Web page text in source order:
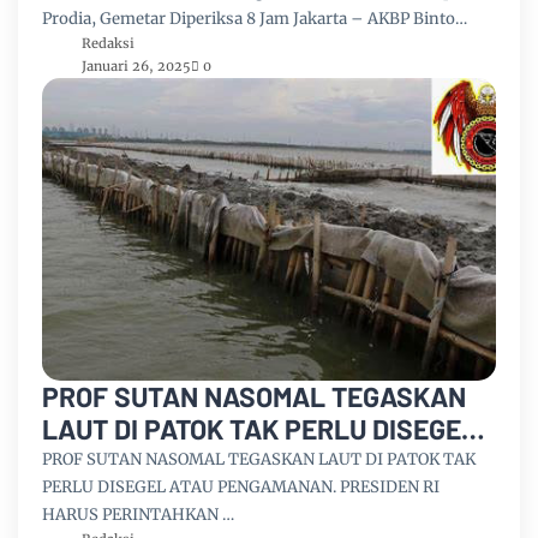
Prodia, Gemetar Diperiksa 8 Jam Jakarta – AKBP Binto…
Redaksi
Januari 26, 2025
0
PROF SUTAN NASOMAL TEGASKAN
LAUT DI PATOK TAK PERLU DISEGEL
ATAU PENGAMANAN. PRESIDEN RI
HARUS PERINTAHKAN POLRI TNI
BONGKAR HABIS
PROF SUTAN NASOMAL TEGASKAN LAUT DI PATOK TAK
PERLU DISEGEL ATAU PENGAMANAN. PRESIDEN RI
HARUS PERINTAHKAN …